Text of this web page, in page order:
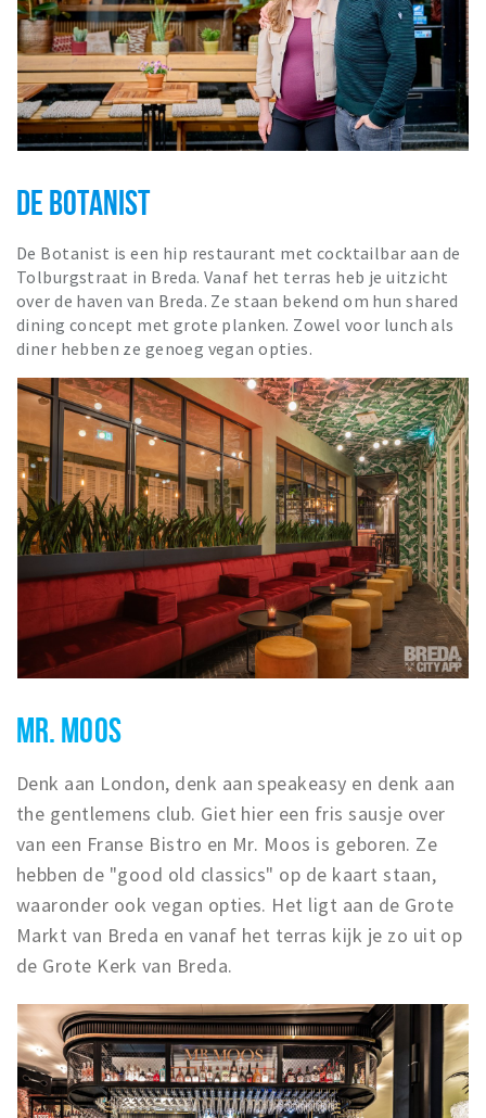
DE BOTANIST
De Botanist is een hip restaurant met cocktailbar aan de
Tolburgstraat in Breda. Vanaf het terras heb je uitzicht
over de haven van Breda. Ze staan bekend om hun shared
dining concept met grote planken. Zowel voor lunch als
diner hebben ze genoeg vegan opties.
MR. MOOS
Denk aan London, denk aan speakeasy en denk aan
the gentlemens club. Giet hier een fris sausje over
van een Franse Bistro en Mr. Moos is geboren. Ze
hebben de "good old classics" op de kaart staan,
waaronder ook vegan opties. Het ligt aan de Grote
Markt van Breda en vanaf het terras kijk je zo uit op
de Grote Kerk van Breda.